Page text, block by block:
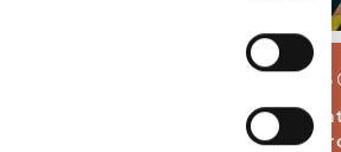
04.08.2026 -
5
ab € 506,-